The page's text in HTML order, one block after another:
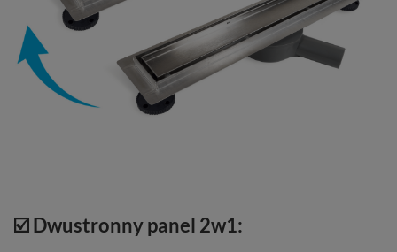
☑️ Dwustronny panel 2w1: